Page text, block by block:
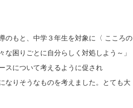
のもと、中学３年生を対象に〈 こころの
困りごとに自分らしく対処しよう～」
スについて考えるように促され
なりそうなものを考えました。とても大